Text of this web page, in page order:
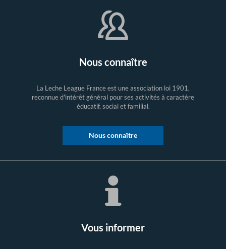
Nous connaître
La Leche League France est une association loi 1901,
reconnue d'intérêt général pour ses activités à caractère
éducatif, social et familial.
Nous connaître
Vous informer